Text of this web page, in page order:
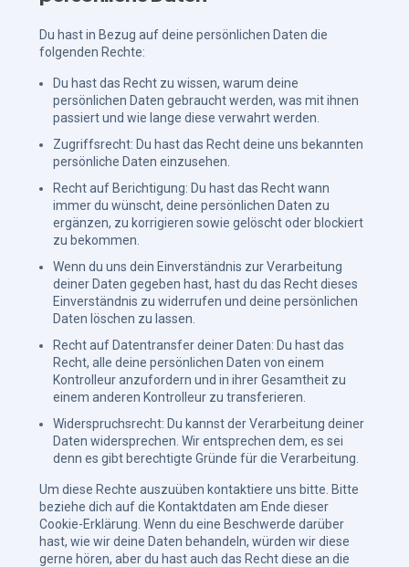
Du hast in Bezug auf deine persönlichen Daten die
folgenden Rechte:
Du hast das Recht zu wissen, warum deine
persönlichen Daten gebraucht werden, was mit ihnen
passiert und wie lange diese verwahrt werden.
Zugriffsrecht: Du hast das Recht deine uns bekannten
persönliche Daten einzusehen.
Recht auf Berichtigung: Du hast das Recht wann
immer du wünscht, deine persönlichen Daten zu
ergänzen, zu korrigieren sowie gelöscht oder blockiert
zu bekommen.
Wenn du uns dein Einverständnis zur Verarbeitung
deiner Daten gegeben hast, hast du das Recht dieses
Einverständnis zu widerrufen und deine persönlichen
Daten löschen zu lassen.
Recht auf Datentransfer deiner Daten: Du hast das
Recht, alle deine persönlichen Daten von einem
Kontrolleur anzufordern und in ihrer Gesamtheit zu
einem anderen Kontrolleur zu transferieren.
Widerspruchsrecht: Du kannst der Verarbeitung deiner
Daten widersprechen. Wir entsprechen dem, es sei
denn es gibt berechtigte Gründe für die Verarbeitung.
Um diese Rechte auszuüben kontaktiere uns bitte. Bitte
beziehe dich auf die Kontaktdaten am Ende dieser
Cookie-Erklärung. Wenn du eine Beschwerde darüber
hast, wie wir deine Daten behandeln, würden wir diese
gerne hören, aber du hast auch das Recht diese an die